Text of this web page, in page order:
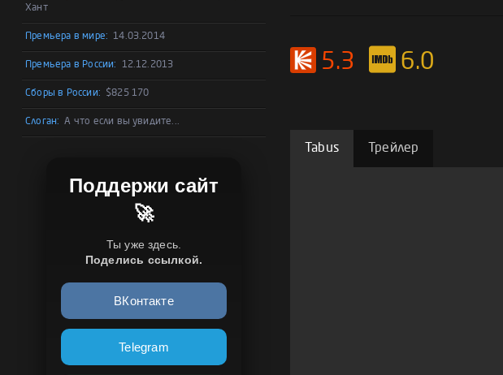
Хант
Премьера в мире: 14.03.2014
Премьера в России: 12.12.2013
Сборы в России: $825 170
Слоган: А что если вы увидите...
Поддержи сайт
🚀
Ты уже здесь.
Поделись ссылкой.
ВКонтакте
Telegram
5.3 6.0
Tabus Трейлер